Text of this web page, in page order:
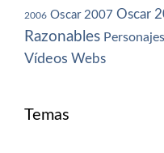
2006 Oscar 2007 Oscar
Razonables Personajes
Vídeos Webs
Temas